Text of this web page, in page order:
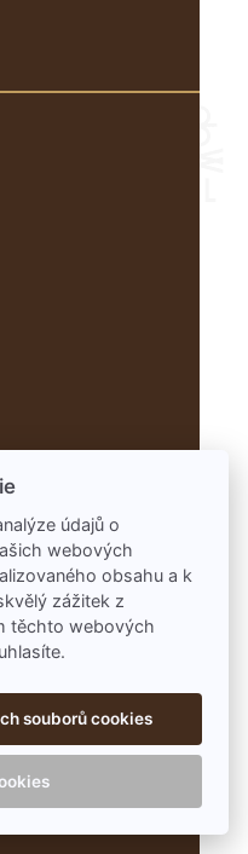
údajů o
webových
obsahu a k
zážitek z
těchto webových
souborů cookies